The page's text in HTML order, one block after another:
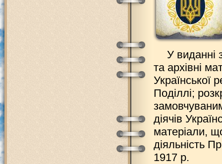
У виданні
та архівні
Української
Поділлі;
діячів
матеріали,
діяльність
1917 р.